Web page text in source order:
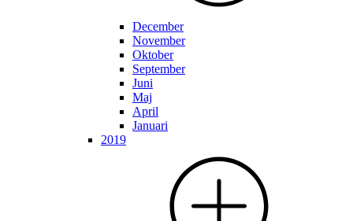
December
November
Oktober
September
Juni
Maj
April
Januari
2019